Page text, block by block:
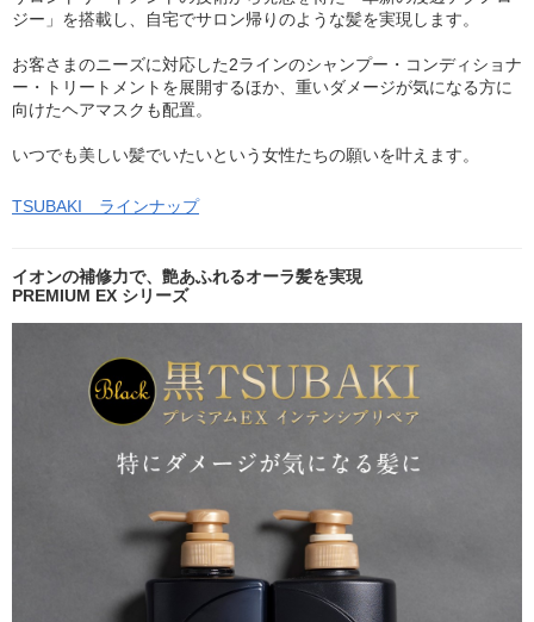
ジー」を搭載し、自宅でサロン帰りのような髪を実現します。
お客さまのニーズに対応した2ラインのシャンプー・コンディショナ
ー・トリートメントを展開するほか、重いダメージが気になる方に
向けたヘアマスクも配置。
いつでも美しい髪でいたいという女性たちの願いを叶えます。
TSUBAKI ラインナップ
イオンの補修力で、艶あふれるオーラ髪を実現
PREMIUM EX シリーズ